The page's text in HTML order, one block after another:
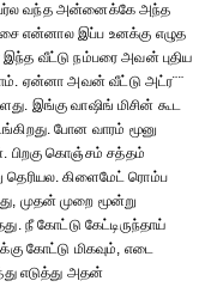
வந்த அன்னைக்கே அந்த
என்னால இப்ப உனக்கு எழுத
இந்த வீட்டு நம்பரை அவன் புதிய
ஏன்னா அவன் வீட்டு அட்ர¨¨
இங்கு வாஷிங் மிசின் கூட
போன வாரம் மூனு
பிறகு கொஞ்சம் சத்தம்
கிளைமேட் ரொம்ப
முதன் முறை மூன்று
நீ கோட்டு கேட்டிருந்தாய்
கோட்டு மிகவும், எடை
எடுத்து அதன்